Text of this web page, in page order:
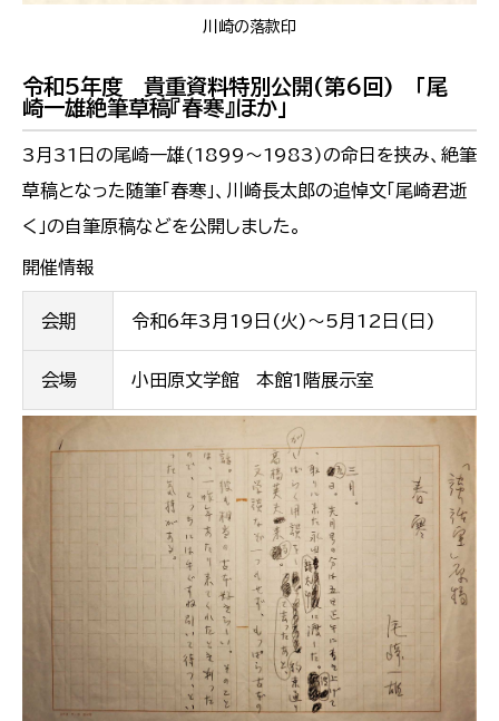
川崎の落款印
令和5年度 貴重資料特別公開(第6回) 「尾
崎一雄絶筆草稿『春寒』ほか」
3月31日の尾崎一雄(1899～1983)の命日を挟み、絶筆
草稿となった随筆「春寒」、川崎長太郎の追悼文「尾崎君逝
く」の自筆原稿などを公開しました。
開催情報
会期 令和6年3月19日(火)～5月12日(日)
会場 小田原文学館 本館1階展示室